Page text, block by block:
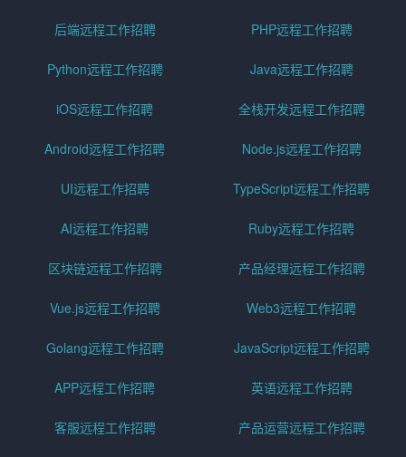
后端远程工作招聘 PHP远程工作招聘
Python远程工作招聘 Java远程工作招聘
iOS远程工作招聘 全栈开发远程工作招聘
Android远程工作招聘 Node.js远程工作招聘
UI远程工作招聘 TypeScript远程工作招聘
AI远程工作招聘 Ruby远程工作招聘
区块链远程工作招聘 产品经理远程工作招聘
Vue.js远程工作招聘 Web3远程工作招聘
Golang远程工作招聘 JavaScript远程工作招聘
APP远程工作招聘 英语远程工作招聘
客服远程工作招聘 产品运营远程工作招聘